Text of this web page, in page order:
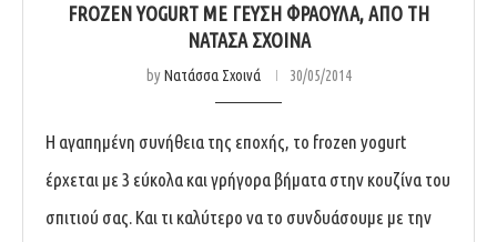
FROZEN YOGURT ΜΕ ΓΕΎΣΗ ΦΡΆΟΥΛΑ, ΑΠΌ ΤΗ
ΝΑΤΆΣΑ ΣΧΟΙΝΆ
byΝατάσσα Σχοινά 30/05/2014
Η αγαπημένη συνήθεια της εποχής, το frozen yogurt
έρχεται με 3 εύκολα και γρήγορα βήματα στην κουζίνα του
σπιτιού σας. Και τι καλύτερο να το συνδυάσουμε με την